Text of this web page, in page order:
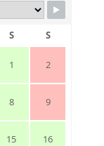
S S
1 2
8 9
15 16